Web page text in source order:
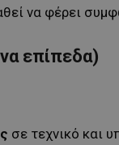
να φέρει
επίπεδα)
σε τεχνικό και